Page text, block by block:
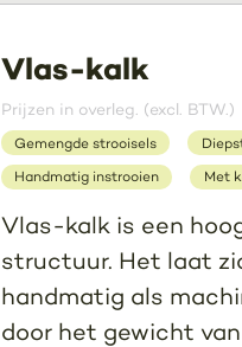
Vlas-kalk
Prijzen in overleg. (excl. BTW.)
Gemengde strooisels
Handmatig instrooien
Met
Vlas-kalk is een
structuur. Het laat
handmatig als
door het gewicht